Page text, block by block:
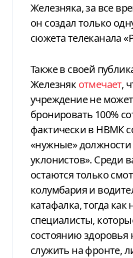
Железняка, за все
он создал только
сюжета телеканала
Также в своей
Железняк отмечает,
учреждение не может
бронировать 100%
фактически в НВМК
«нужные» должности
уклонистов». Среди
остаются только
колумбария и
катафалка, тогда
специалисты,
состоянию здоровья
служить на фронте,